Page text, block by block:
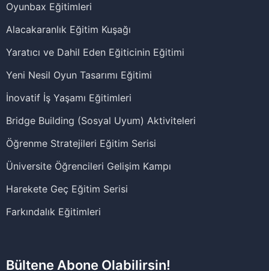
Oyunbax Eğitimleri
Alacakaranlık Eğitim Kuşağı
Yaratıcı ve Dahil Eden Eğiticinin Eğitimi
Yeni Nesil Oyun Tasarımı Eğitimi
İnovatif İş Yaşamı Eğitimleri
Bridge Building (Sosyal Uyum) Aktiviteleri
Öğrenme Stratejileri Eğitim Serisi
Üniversite Öğrencileri Gelişim Kampı
Harekete Geç Eğitim Serisi
Farkındalık Eğitimleri
Bültene Abone Olabilirsin!